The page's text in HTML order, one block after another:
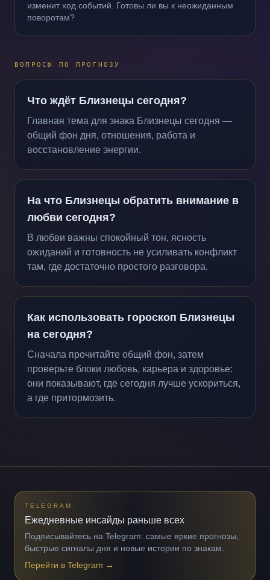
изменит ход событий. Готовы ли вы к неожиданным
поворотам?
ВОПРОСЫ ПО ПРОГНОЗУ
Что ждёт Близнецы сегодня?
Главная тема для знака Близнецы сегодня —
общий фон дня, отношения, работа и
восстановление энергии.
На что Близнецы обратить внимание в
любви сегодня?
В любви важны спокойный тон, ясность
ожиданий и готовность не усиливать конфликт
там, где достаточно простого разговора.
Как использовать гороскоп Близнецы
на сегодня?
Сначала прочитайте общий фон, затем
проверьте блоки любовь, карьера и здоровье:
они показывают, где сегодня лучше ускориться,
а где притормозить.
TELEGRAM
Ежедневные инсайды раньше всех
Подписывайтесь на Telegram: самые яркие прогнозы,
быстрые сигналы дня и новые истории по знакам.
Перейти в Telegram →